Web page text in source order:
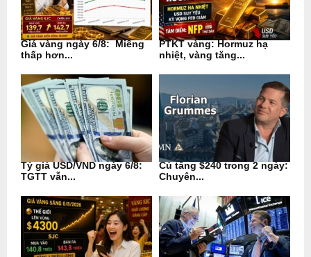
Giá vàng ngày 6/8: Miếng
thấp hơn...
PTKT vàng: Hormuz hạ
nhiệt, vàng tăng...
Tỷ giá USD/VND ngày 6/8:
TGTT vẫn...
Cú tăng $240 trong 2 ngày:
Chuyên...